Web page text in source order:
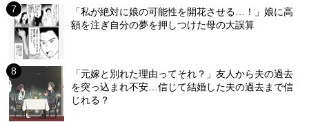
「私が絶対に娘の可能性を開花させる…！」娘に高
額を注ぎ自分の夢を押しつけた母の大誤算
「元嫁と別れた理由ってそれ？」友人から夫の過去
を突っ込まれ不安…信じて結婚した夫の過去まで信
じれる？